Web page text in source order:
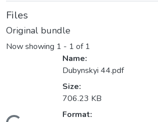
Files
Original bundle
Now showing 1 - 1 of 1
Name:
Dubynskyi 44.pdf
Size:
706.23 KB
Format: